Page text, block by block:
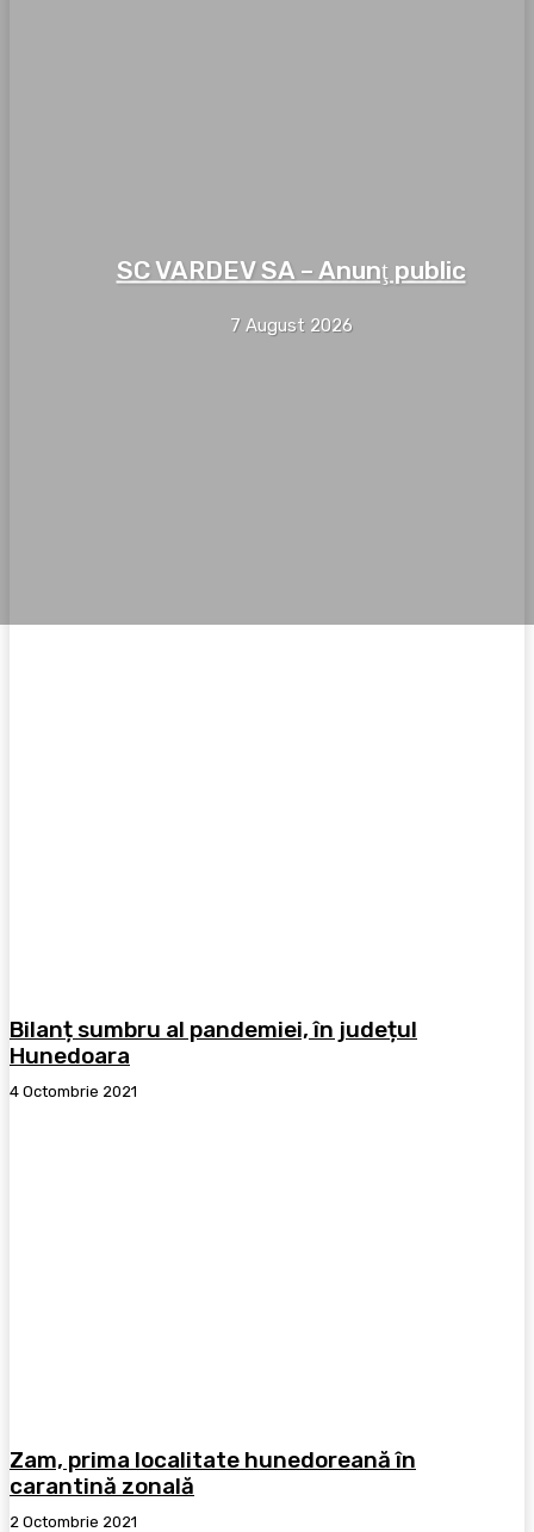
SC VARDEV SA – Anunţ public
7 August 2026
Bilanț sumbru al pandemiei, în județul
Hunedoara
4 Octombrie 2021
Zam, prima localitate hunedoreană în
carantină zonală
2 Octombrie 2021